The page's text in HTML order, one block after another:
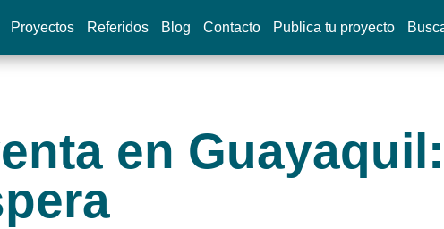
Proyectos Referidos Blog Contacto Publica tu proyecto
en